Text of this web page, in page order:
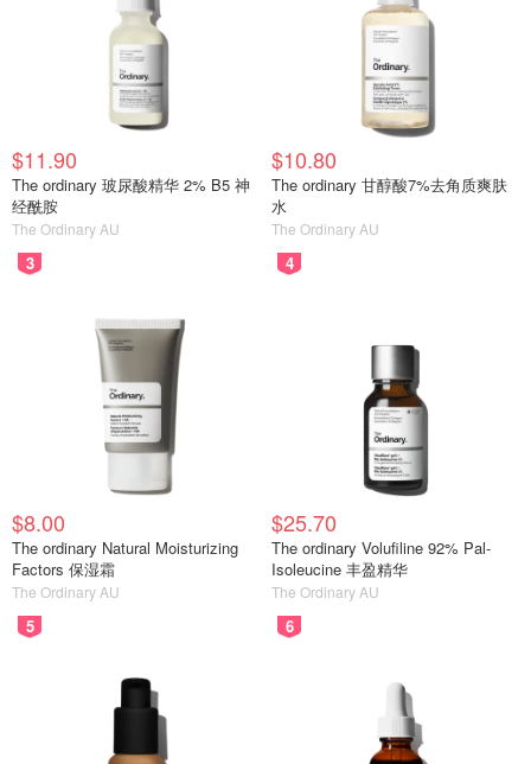
$11.90
The ordinary 玻尿酸精华 2% B5 神
经酰胺
The Ordinary AU
$10.80
The ordinary 甘醇酸7%去角质爽肤
水
The Ordinary AU
3
$8.00
The ordinary Natural Moisturizing
Factors 保湿霜
The Ordinary AU
4
$25.70
The ordinary Volufiline 92% Pal-
Isoleucine 丰盈精华
The Ordinary AU
5 6